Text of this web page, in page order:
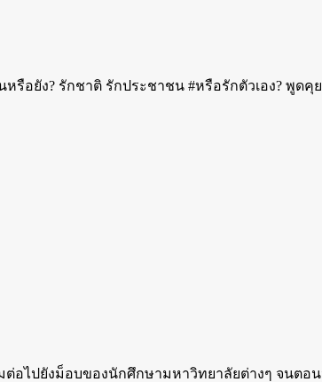
รือยัง? รักชาติ รักประชาชน #หรือรักตัวเอง? พูดคุ
ไปยังม็อบของนักศึกษามหาวิทยาลัยต่างๆ จนตอน